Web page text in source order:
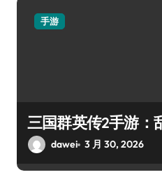
手游
三国群英传2手游：
dawei 3 月 30, 2026